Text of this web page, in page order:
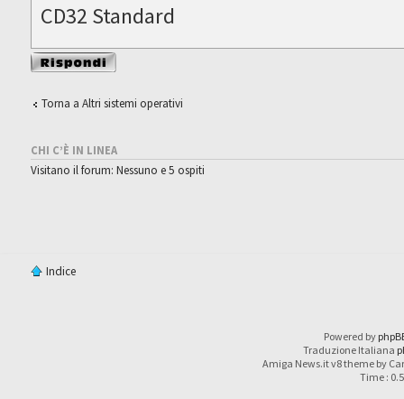
CD32 Standard
Rispondi al
messaggio
Torna a Altri sistemi operativi
CHI C’È IN LINEA
Visitano il forum: Nessuno e 5 ospiti
Indice
Powered by
Traduzione Italiana
Amiga News.it v8 theme by
Time :